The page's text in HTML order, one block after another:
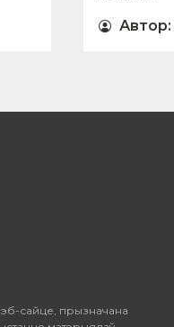
Автор:
сайце, прызначана